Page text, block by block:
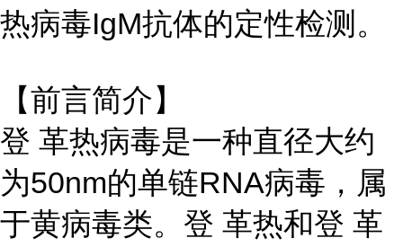
热病毒IgM抗体的定性检测。
【前言简介】
登 革热病毒是一种直径大约
为50nm的单链RNA病毒，属
于黄病毒类。登 革热和登 革